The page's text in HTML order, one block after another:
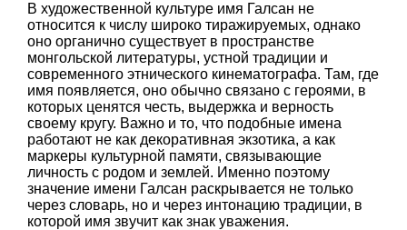
В художественной культуре имя Галсан не
относится к числу широко тиражируемых, однако
оно органично существует в пространстве
монгольской литературы, устной традиции и
современного этнического кинематографа. Там, где
имя появляется, оно обычно связано с героями, в
которых ценятся честь, выдержка и верность
своему кругу. Важно и то, что подобные имена
работают не как декоративная экзотика, а как
маркеры культурной памяти, связывающие
личность с родом и землей. Именно поэтому
значение имени Галсан раскрывается не только
через словарь, но и через интонацию традиции, в
которой имя звучит как знак уважения.